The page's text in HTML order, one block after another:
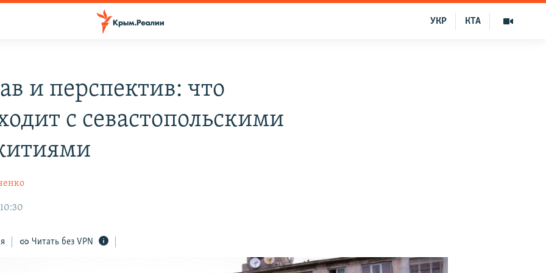
КТА
УКР
и перспектив: что
с севастопольскими
Читать без VPN